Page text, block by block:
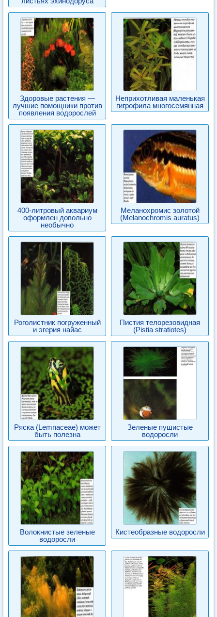
Здоровые растения —
лучшие помощники против
появления водорослей
Неприхотливая маленькая
гигрофила многосемянная
400-литровый аквариум
оформлен довольно
необычно
Меланохромис золотой
(Melanochromis auratus)
Роголистник погруженный
и эгерия найас
Пистия телорезовидная
(Pistia stratiotes)
Ряска (Lemnaceae) может
быть полезна
Зеленые пушистые
водоросли
Волокнистые зеленые
водоросли
Кистеобразные водоросли